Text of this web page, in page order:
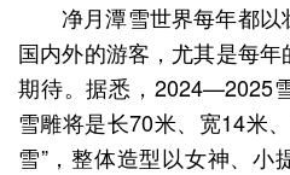
净月潭雪世界每年都
国内外的游客，尤其是每
期待。据悉，2024—2025
雪雕将是长70米、宽14米
雪”，整体造型以女神、小